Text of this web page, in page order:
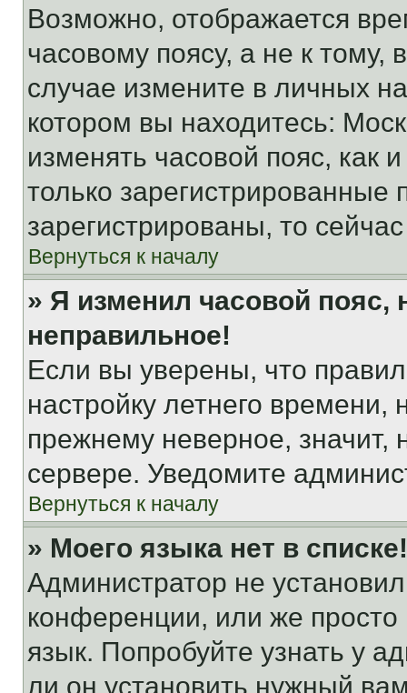
Возможно, отображается
часовому поясу, а не к тому,
случае измените в личных
котором вы находитесь:
изменять часовой пояс, как
только
зарегистрированы, то
Вернуться к началу
» Я изменил часовой пояс,
неправильное!
Если вы уверены, что
настройку летнего
прежнему неверное, значит,
сервере. Уведомите
Вернуться к началу
» Моего языка нет в списке!
Администратор не
конференции, или же
язык. Попробуйте узнать у
ли он установить нужный